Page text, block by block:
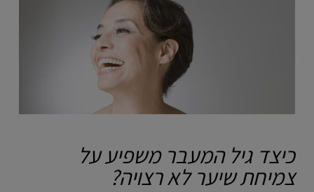
כיצד גיל המעבר משפיע על
צמיחת שיער לא רצויה?